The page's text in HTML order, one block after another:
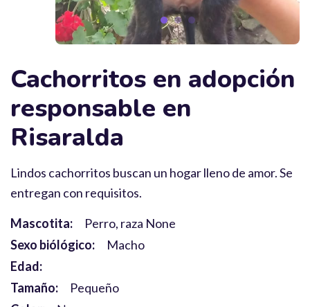
Cachorritos en adopción
responsable en
Risaralda
Lindos cachorritos buscan un hogar lleno de amor. Se
entregan con requisitos.
Mascotita:
Perro, raza None
Sexo biólógico:
Macho
Edad:
Tamaño:
Pequeño